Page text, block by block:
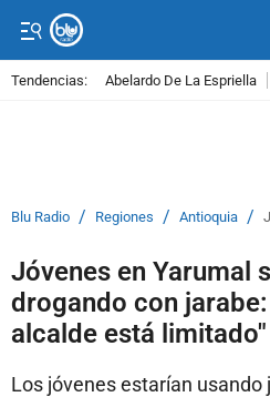
Tendencias: Abelardo De La Espriella
Blu Radio / Regiones / Antioquia /
Jóvenes en Yarumal
drogando con
alcalde está limitado"
Los jóvenes estarían